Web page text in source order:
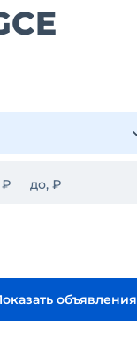
₽ до, ₽
объявления